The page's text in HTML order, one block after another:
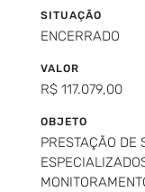
SITUAÇÃO
ENCERRADO
VALOR
R$ 117.079,00
OBJETO
PRESTAÇÃO DE